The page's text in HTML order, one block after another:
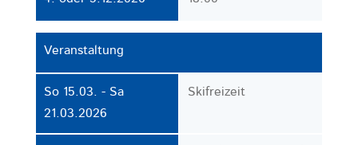
So 15.03. - Sa
21.03.2026
Veranstaltung
Skifreizeit